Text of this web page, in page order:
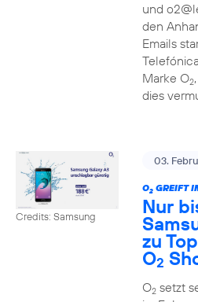
und
den
Emails
Marke O2
dies
Credits: Samsung
03.
O2GREIFT
Nur
zu
O2
O2setzt